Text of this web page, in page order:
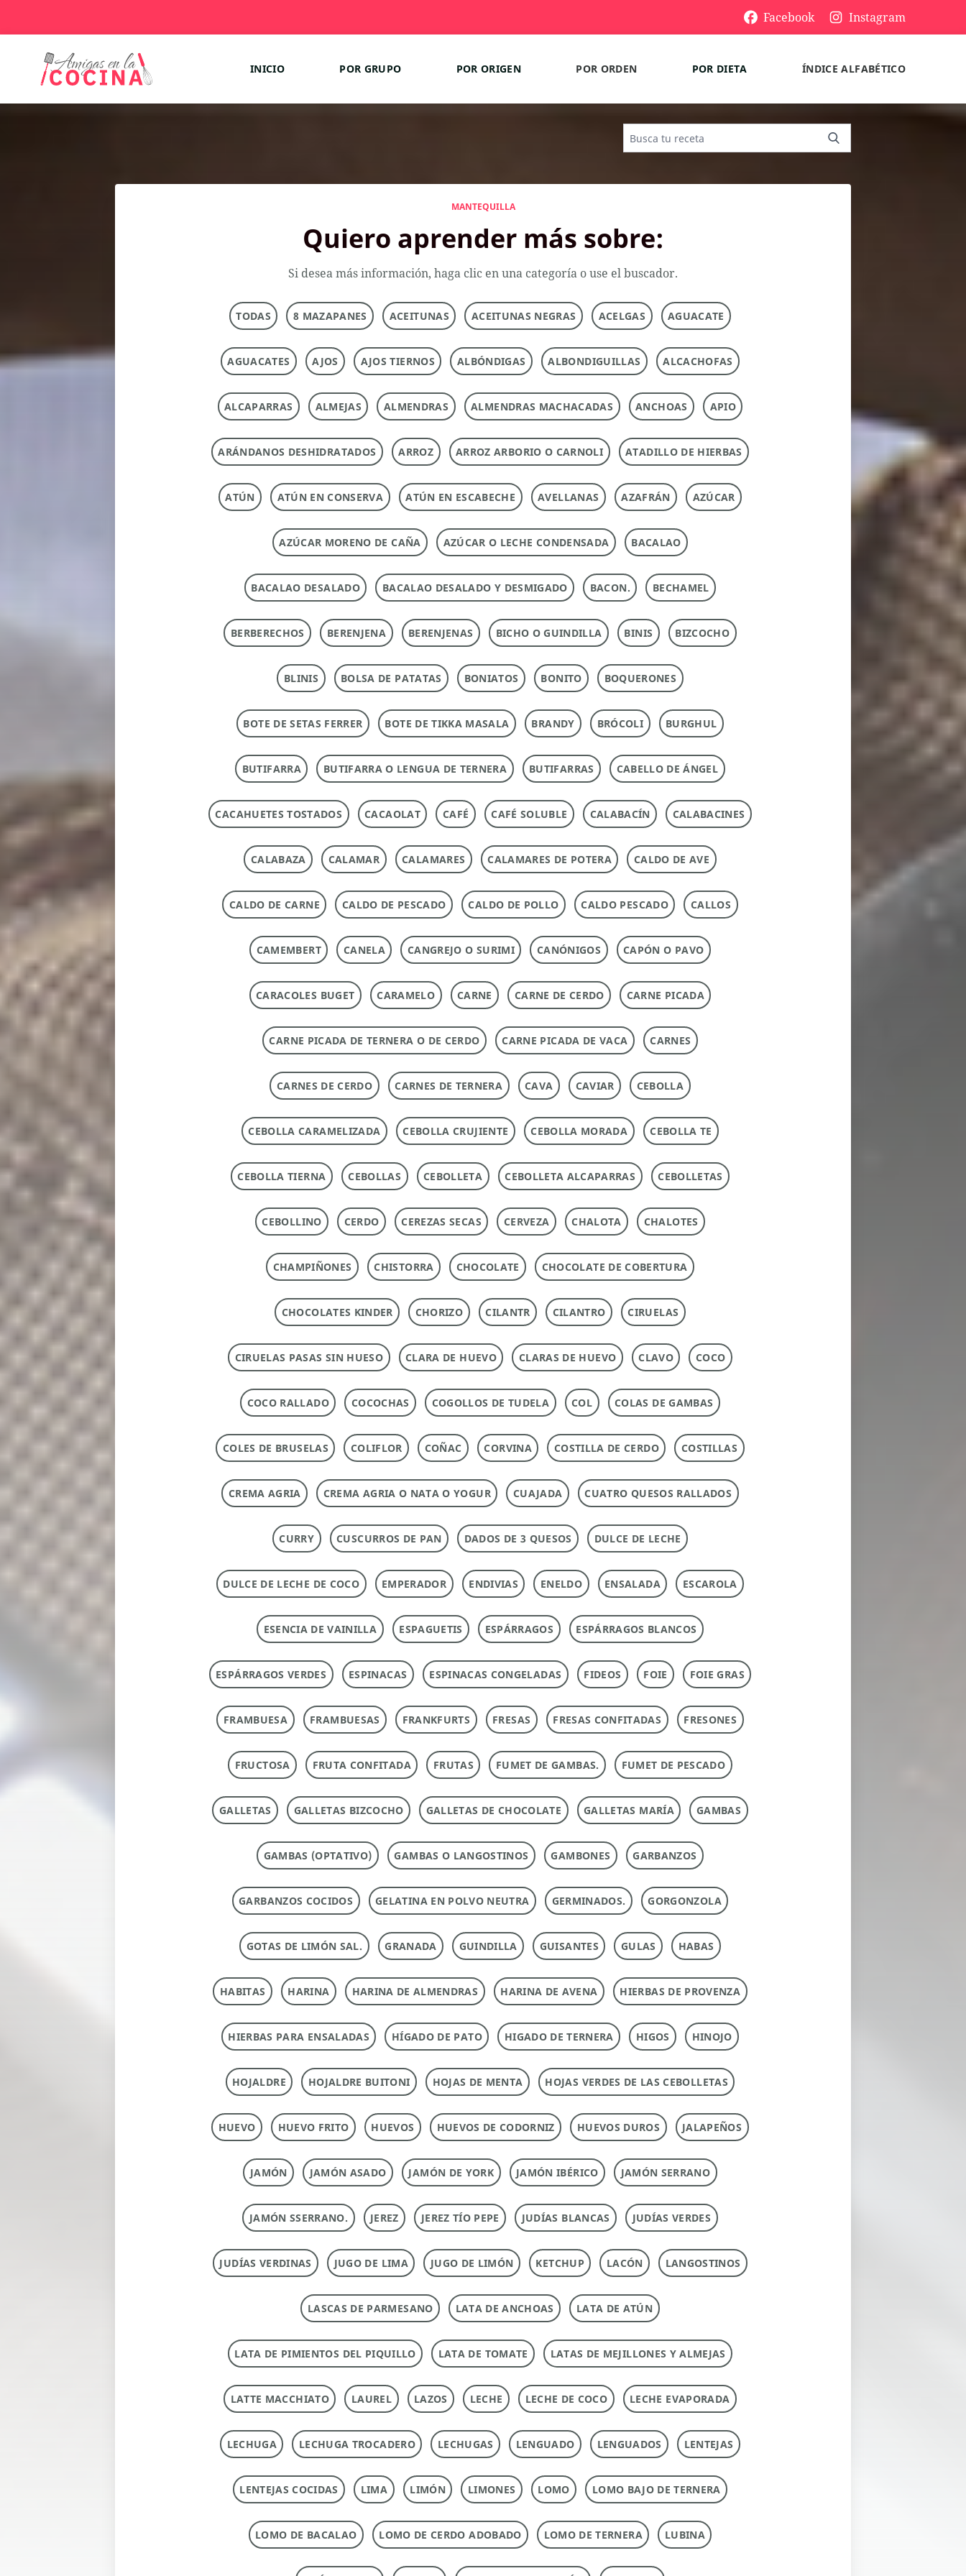
Facebook Instagram
INICIO POR GRUPO POR ORIGEN POR ORDEN POR DIETA ÍNDICE ALFABÉTICO
MANTEQUILLA
Quiero aprender más sobre:
Si desea más información, haga clic en una categoría o use el buscador.
TODAS 8 MAZAPANES ACEITUNAS ACEITUNAS NEGRAS ACELGAS AGUACATE
AGUACATES AJOS AJOS TIERNOS ALBÓNDIGAS ALBONDIGUILLAS ALCACHOFAS
ALCAPARRAS ALMEJAS ALMENDRAS ALMENDRAS MACHACADAS ANCHOAS APIO
ARÁNDANOS DESHIDRATADOS ARROZ ARROZ ARBORIO O CARNOLI ATADILLO DE HIERBAS
ATÚN ATÚN EN CONSERVA ATÚN EN ESCABECHE AVELLANAS AZAFRÁN AZÚCAR
AZÚCAR MORENO DE CAÑA AZÚCAR O LECHE CONDENSADA BACALAO
BACALAO DESALADO BACALAO DESALADO Y DESMIGADO BACON. BECHAMEL
BERBERECHOS BERENJENA BERENJENAS BICHO O GUINDILLA BINIS BIZCOCHO
BLINIS BOLSA DE PATATAS BONIATOS BONITO BOQUERONES
BOTE DE SETAS FERRER BOTE DE TIKKA MASALA BRANDY BRÓCOLI BURGHUL
BUTIFARRA BUTIFARRA O LENGUA DE TERNERA BUTIFARRAS CABELLO DE ÁNGEL
CACAHUETES TOSTADOS CACAOLAT CAFÉ CAFÉ SOLUBLE CALABACÍN CALABACINES
CALABAZA CALAMAR CALAMARES CALAMARES DE POTERA CALDO DE AVE
CALDO DE CARNE CALDO DE PESCADO CALDO DE POLLO CALDO PESCADO CALLOS
CAMEMBERT CANELA CANGREJO O SURIMI CANÓNIGOS CAPÓN O PAVO
CARACOLES BUGET CARAMELO CARNE CARNE DE CERDO CARNE PICADA
CARNE PICADA DE TERNERA O DE CERDO CARNE PICADA DE VACA CARNES
CARNES DE CERDO CARNES DE TERNERA CAVA CAVIAR CEBOLLA
CEBOLLA CARAMELIZADA CEBOLLA CRUJIENTE CEBOLLA MORADA CEBOLLA TE
CEBOLLA TIERNA CEBOLLAS CEBOLLETA CEBOLLETA ALCAPARRAS CEBOLLETAS
CEBOLLINO CERDO CEREZAS SECAS CERVEZA CHALOTA CHALOTES
CHAMPIÑONES CHISTORRA CHOCOLATE CHOCOLATE DE COBERTURA
CHOCOLATES KINDER CHORIZO CILANTR CILANTRO CIRUELAS
CIRUELAS PASAS SIN HUESO CLARA DE HUEVO CLARAS DE HUEVO CLAVO COCO
COCO RALLADO COCOCHAS COGOLLOS DE TUDELA COL COLAS DE GAMBAS
COLES DE BRUSELAS COLIFLOR COÑAC CORVINA COSTILLA DE CERDO COSTILLAS
CREMA AGRIA CREMA AGRIA O NATA O YOGUR CUAJADA CUATRO QUESOS RALLADOS
CURRY CUSCURROS DE PAN DADOS DE 3 QUESOS DULCE DE LECHE
DULCE DE LECHE DE COCO EMPERADOR ENDIVIAS ENELDO ENSALADA ESCAROLA
ESENCIA DE VAINILLA ESPAGUETIS ESPÁRRAGOS ESPÁRRAGOS BLANCOS
ESPÁRRAGOS VERDES ESPINACAS ESPINACAS CONGELADAS FIDEOS FOIE FOIE GRAS
FRAMBUESA FRAMBUESAS FRANKFURTS FRESAS FRESAS CONFITADAS FRESONES
FRUCTOSA FRUTA CONFITADA FRUTAS FUMET DE GAMBAS. FUMET DE PESCADO
GALLETAS GALLETAS BIZCOCHO GALLETAS DE CHOCOLATE GALLETAS MARÍA GAMBAS
GAMBAS (OPTATIVO) GAMBAS O LANGOSTINOS GAMBONES GARBANZOS
GARBANZOS COCIDOS GELATINA EN POLVO NEUTRA GERMINADOS. GORGONZOLA
GOTAS DE LIMÓN SAL. GRANADA GUINDILLA GUISANTES GULAS HABAS
HABITAS HARINA HARINA DE ALMENDRAS HARINA DE AVENA HIERBAS DE PROVENZA
HIERBAS PARA ENSALADAS HÍGADO DE PATO HIGADO DE TERNERA HIGOS HINOJO
HOJALDRE HOJALDRE BUITONI HOJAS DE MENTA HOJAS VERDES DE LAS CEBOLLETAS
HUEVO HUEVO FRITO HUEVOS HUEVOS DE CODORNIZ HUEVOS DUROS JALAPEÑOS
JAMÓN JAMÓN ASADO JAMÓN DE YORK JAMÓN IBÉRICO JAMÓN SERRANO
JAMÓN SSERRANO. JEREZ JEREZ TÍO PEPE JUDÍAS BLANCAS JUDÍAS VERDES
JUDÍAS VERDINAS JUGO DE LIMA JUGO DE LIMÓN KETCHUP LACÓN LANGOSTINOS
LASCAS DE PARMESANO LATA DE ANCHOAS LATA DE ATÚN
LATA DE PIMIENTOS DEL PIQUILLO LATA DE TOMATE LATAS DE MEJILLONES Y ALMEJAS
LATTE MACCHIATO LAUREL LAZOS LECHE LECHE DE COCO LECHE EVAPORADA
LECHUGA LECHUGA TROCADERO LECHUGAS LENGUADO LENGUADOS LENTEJAS
LENTEJAS COCIDAS LIMA LIMÓN LIMONES LOMO LOMO BAJO DE TERNERA
LOMO DE BACALAO LOMO DE CERDO ADOBADO LOMO DE TERNERA LUBINA